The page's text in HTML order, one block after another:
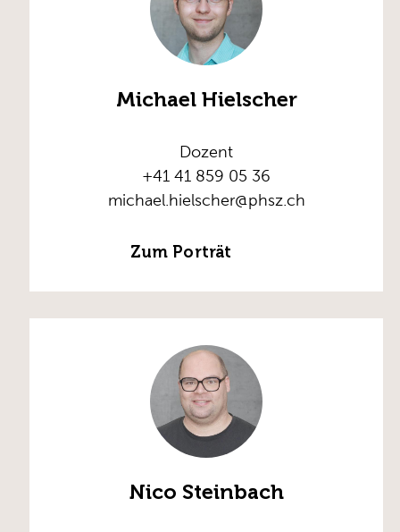
Michael Hielscher
Dozent
+41 41 859 05 36
michael.hielscher@phsz.ch
Zum Porträt
Nico Steinbach